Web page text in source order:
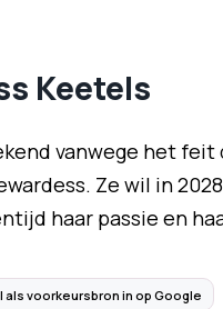
Keetels
vanwege het
Ze wil in
haar passie en
als voorkeursbron in op Google